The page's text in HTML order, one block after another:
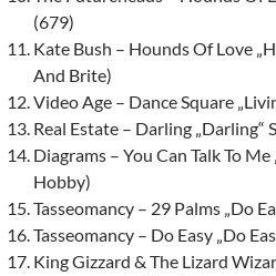
(679)
Kate Bush – Hounds Of Love
And Brite)
Video Age – Dance Square
Real Estate – Darling „Darling“
Diagrams – You Can Talk To
Hobby)
Tasseomancy – 29 Palms „Do
Tasseomancy – Do Easy „Do
King Gizzard & The Lizard